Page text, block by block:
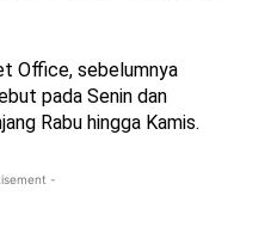
Office, sebelumnya
pada Senin dan
Rabu hingga Kamis.
-